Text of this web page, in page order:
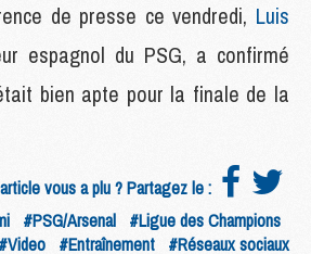
de presse ce vendredi, Luis
espagnol du PSG, a confirmé
bien apte pour la finale de la
vous a plu ? Partagez le :
#PSG/Arsenal #Ligue des Champions
#Video #Entraînement #Réseaux sociaux